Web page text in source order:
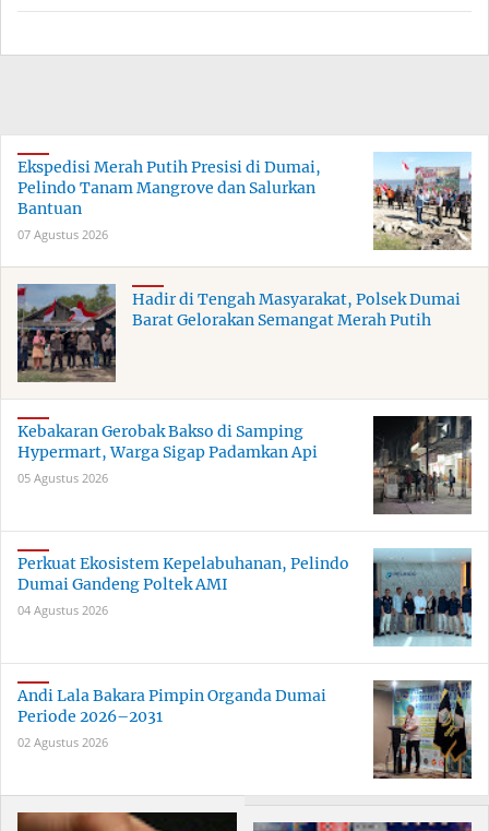
Ekspedisi Merah Putih Presisi di Dumai,
Pelindo Tanam Mangrove dan Salurkan
Bantuan
07 Agustus 2026
Hadir di Tengah Masyarakat, Polsek Dumai
Barat Gelorakan Semangat Merah Putih
Kebakaran Gerobak Bakso di Samping
Hypermart, Warga Sigap Padamkan Api
05 Agustus 2026
Perkuat Ekosistem Kepelabuhanan, Pelindo
Dumai Gandeng Poltek AMI
04 Agustus 2026
Andi Lala Bakara Pimpin Organda Dumai
Periode 2026–2031
02 Agustus 2026